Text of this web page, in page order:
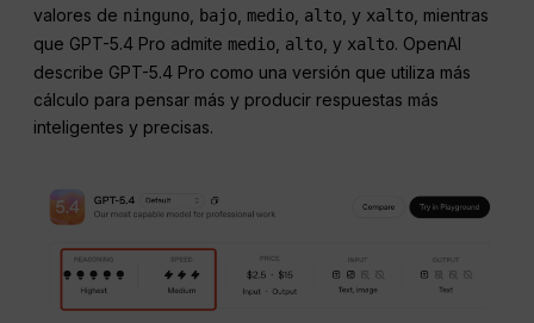
valores de ninguno bajo medio alto , y xalto , mientras
que GPT-5.4 Pro admite medio alto , y xalto. OpenAI
describe GPT-5.4 Pro como una versión que utiliza más
cálculo para pensar más y producir respuestas más
inteligentes y precisas.